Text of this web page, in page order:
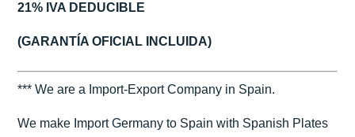
21% IVA DEDUCIBLE
(GARANTÍA OFICIAL INCLUIDA)
*** We are a Import-Export Company in Spain.
We make Import Germany to Spain with Spanish Plates